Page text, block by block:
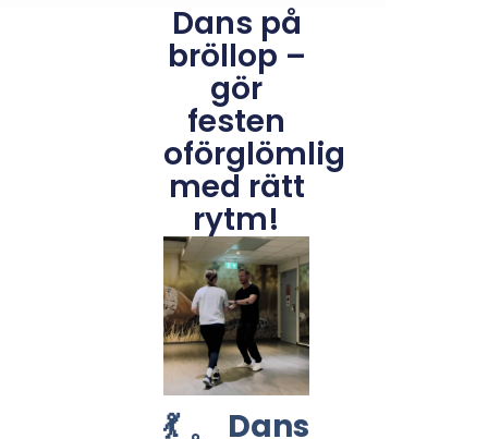
Dans på
bröllop –
gör
festen
oförglömlig
med rätt
rytm!
💃 Dans